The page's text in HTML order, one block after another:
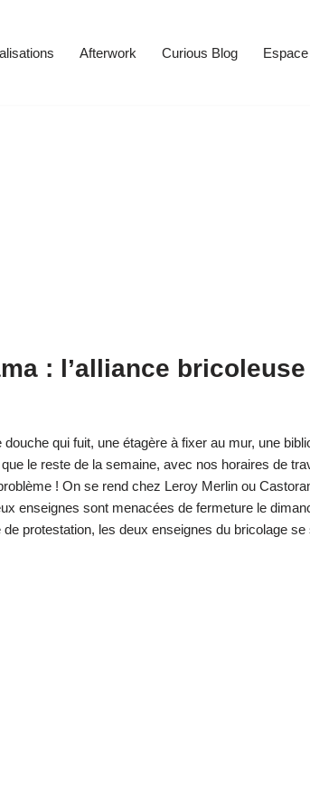
Afterwork Curious Blog
: l’alliance bricoleuse
qui fuit, une étagère à fixer au mur, une
le reste de la semaine, avec nos horaires de
! On se rend chez Leroy Merlin ou
enseignes sont menacées de fermeture le
protestation, les deux enseignes du bricolage